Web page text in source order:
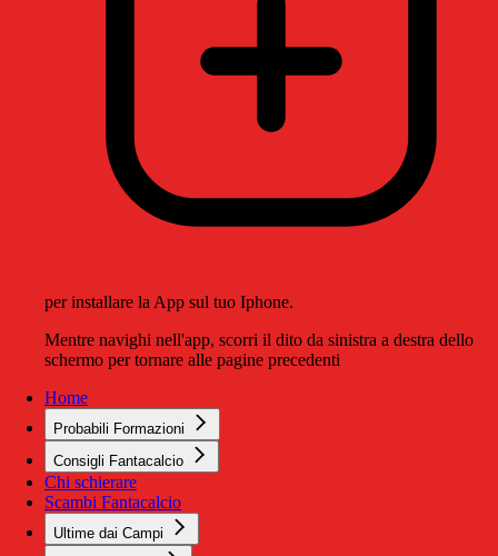
per installare la App sul tuo Iphone.
Mentre navighi nell'app, scorri il dito da sinistra a destra dello
schermo per tornare alle pagine precedenti
Home
Probabili Formazioni
Consigli Fantacalcio
Chi schierare
Scambi Fantacalcio
Ultime dai Campi